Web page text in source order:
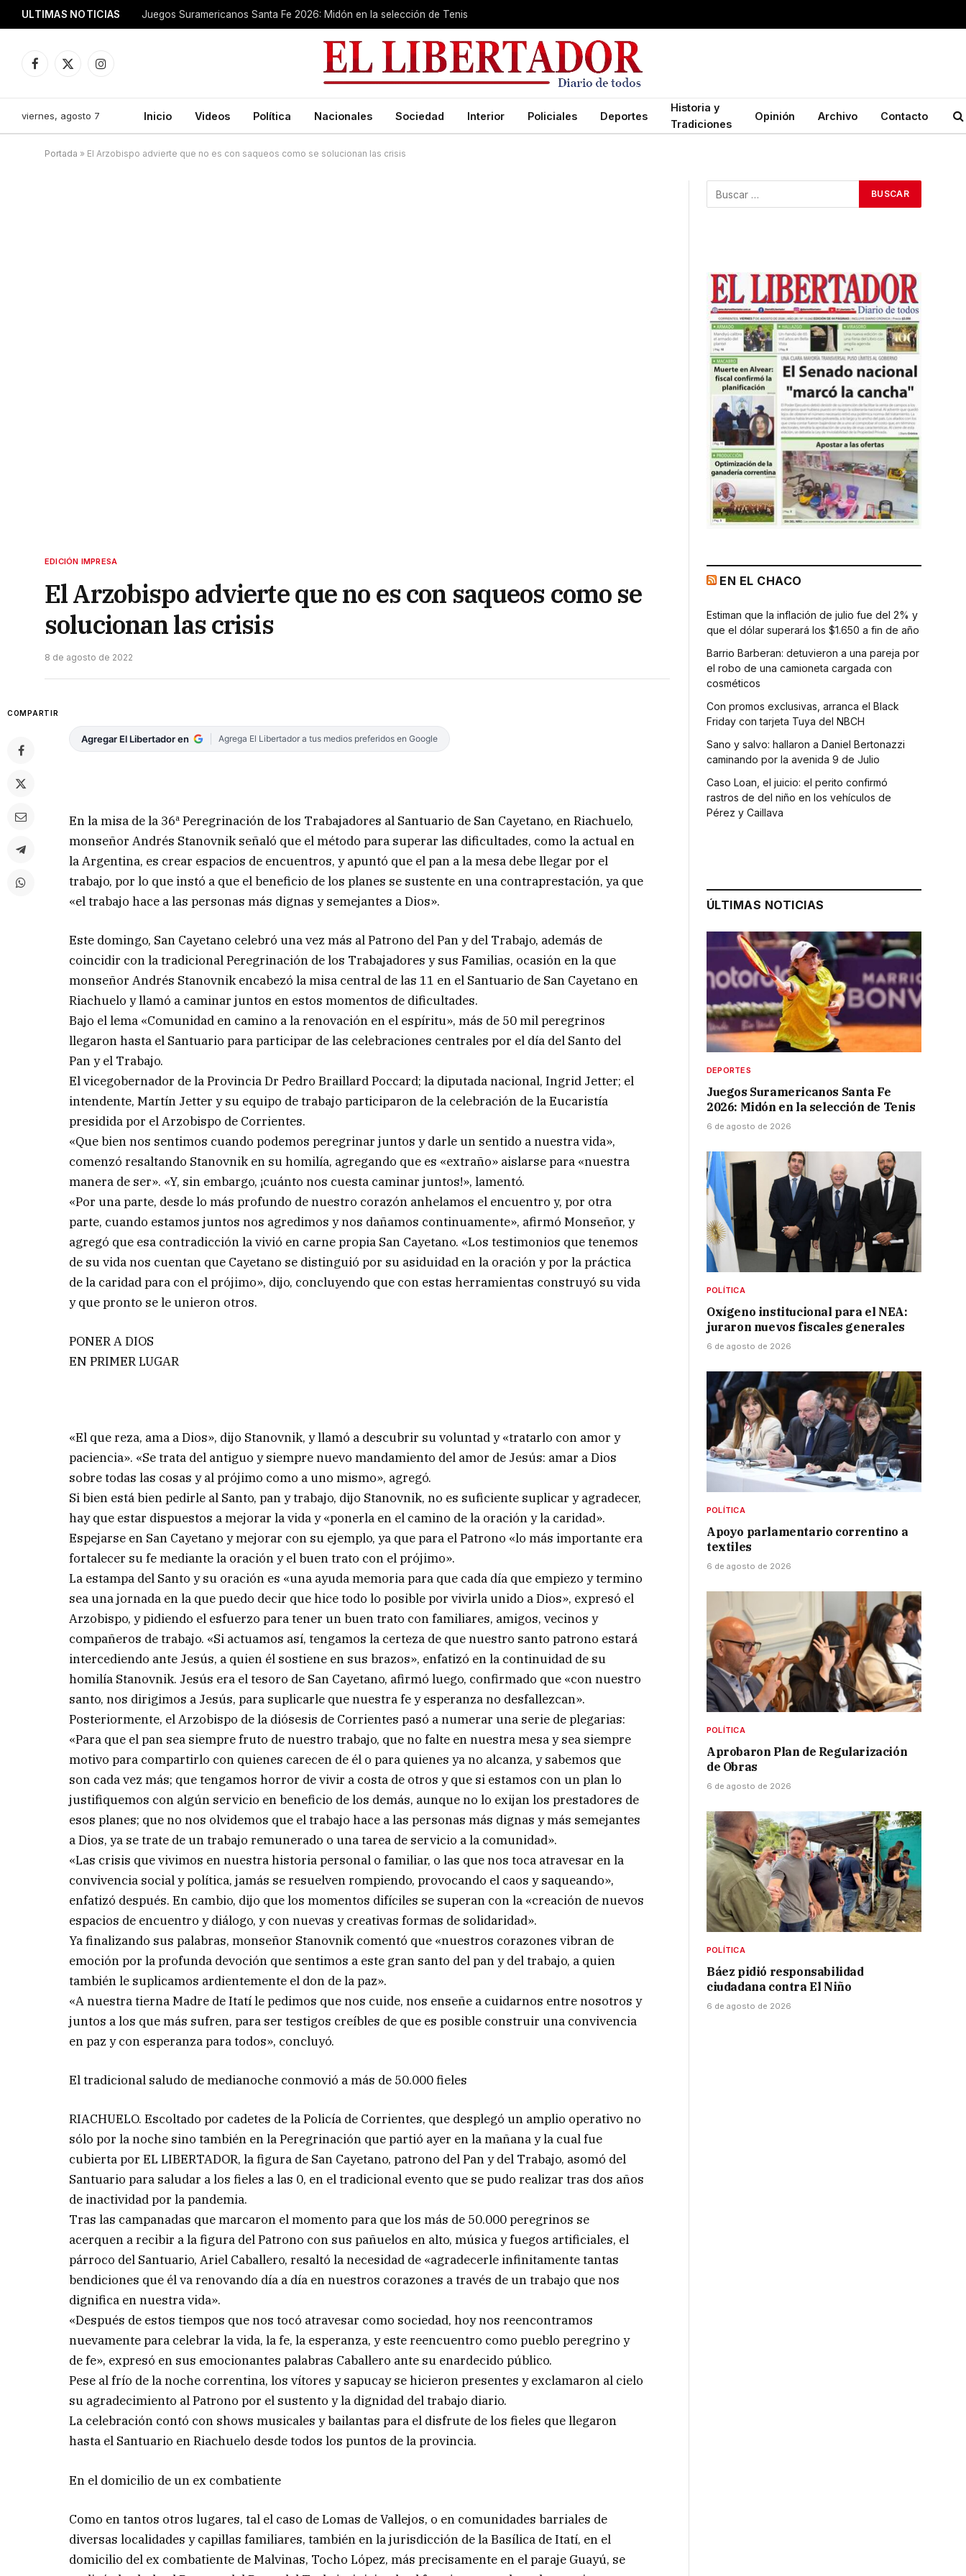
ULTIMAS NOTICIAS Juegos Suramericanos Santa Fe 2026: Midón en la selección de Tenis
Facebook
X
Instagram
viernes, agosto 7 Inicio Videos Política Nacionales Sociedad Interior Policiales Deportes
Historia y
Tradiciones
Opinión Archivo Contacto
Portada » El Arzobispo advierte que no es con saqueos como se solucionan las crisis
EDICIÓN IMPRESA
El Arzobispo advierte que no es con saqueos como se
solucionan las crisis
8 de agosto de 2022
COMPARTIR
Agregar El Libertador en Agrega El Libertador a tus medios preferidos en Google
En la misa de la 36ª Peregrinación de los Trabajadores al Santuario de San Cayetano, en Riachuelo,
monseñor Andrés Stanovnik señaló que el método para superar las dificultades, como la actual en
la Argentina, es crear espacios de encuentros, y apuntó que el pan a la mesa debe llegar por el
trabajo, por lo que instó a que el beneficio de los planes se sustente en una contraprestación, ya que
«el trabajo hace a las personas más dignas y semejantes a Dios».
Este domingo, San Cayetano celebró una vez más al Patrono del Pan y del Trabajo, además de
coincidir con la tradicional Peregrinación de los Trabajadores y sus Familias, ocasión en la que
monseñor Andrés Stanovnik encabezó la misa central de las 11 en el Santuario de San Cayetano en
Riachuelo y llamó a caminar juntos en estos momentos de dificultades.
Bajo el lema «Comunidad en camino a la renovación en el espíritu», más de 50 mil peregrinos
llegaron hasta el Santuario para participar de las celebraciones centrales por el día del Santo del
Pan y el Trabajo.
El vicegobernador de la Provincia Dr Pedro Braillard Poccard; la diputada nacional, Ingrid Jetter; el
intendente, Martín Jetter y su equipo de trabajo participaron de la celebración de la Eucaristía
presidida por el Arzobispo de Corrientes.
«Que bien nos sentimos cuando podemos peregrinar juntos y darle un sentido a nuestra vida»,
comenzó resaltando Stanovnik en su homilía, agregando que es «extraño» aislarse para «nuestra
manera de ser». «Y, sin embargo, ¡cuánto nos cuesta caminar juntos!», lamentó.
«Por una parte, desde lo más profundo de nuestro corazón anhelamos el encuentro y, por otra
parte, cuando estamos juntos nos agredimos y nos dañamos continuamente», afirmó Monseñor, y
agregó que esa contradicción la vivió en carne propia San Cayetano. «Los testimonios que tenemos
de su vida nos cuentan que Cayetano se distinguió por su asiduidad en la oración y por la práctica
de la caridad para con el prójimo», dijo, concluyendo que con estas herramientas construyó su vida
y que pronto se le unieron otros.
PONER A DIOS
EN PRIMER LUGAR
«El que reza, ama a Dios», dijo Stanovnik, y llamó a descubrir su voluntad y «tratarlo con amor y
paciencia». «Se trata del antiguo y siempre nuevo mandamiento del amor de Jesús: amar a Dios
sobre todas las cosas y al prójimo como a uno mismo», agregó.
Si bien está bien pedirle al Santo, pan y trabajo, dijo Stanovnik, no es suficiente suplicar y agradecer,
hay que estar dispuestos a mejorar la vida y «ponerla en el camino de la oración y la caridad».
Espejarse en San Cayetano y mejorar con su ejemplo, ya que para el Patrono «lo más importante era
fortalecer su fe mediante la oración y el buen trato con el prójimo».
La estampa del Santo y su oración es «una ayuda memoria para que cada día que empiezo y termino
sea una jornada en la que puedo decir que hice todo lo posible por vivirla unido a Dios», expresó el
Arzobispo, y pidiendo el esfuerzo para tener un buen trato con familiares, amigos, vecinos y
compañeros de trabajo. «Si actuamos así, tengamos la certeza de que nuestro santo patrono estará
intercediendo ante Jesús, a quien él sostiene en sus brazos», enfatizó en la continuidad de su
homilía Stanovnik. Jesús era el tesoro de San Cayetano, afirmó luego, confirmado que «con nuestro
santo, nos dirigimos a Jesús, para suplicarle que nuestra fe y esperanza no desfallezcan».
Posteriormente, el Arzobispo de la diósesis de Corrientes pasó a numerar una serie de plegarias:
«Para que el pan sea siempre fruto de nuestro trabajo, que no falte en nuestra mesa y sea siempre
motivo para compartirlo con quienes carecen de él o para quienes ya no alcanza, y sabemos que
son cada vez más; que tengamos horror de vivir a costa de otros y que si estamos con un plan lo
justifiquemos con algún servicio en beneficio de los demás, aunque no lo exijan los prestadores de
esos planes; que no nos olvidemos que el trabajo hace a las personas más dignas y más semejantes
a Dios, ya se trate de un trabajo remunerado o una tarea de servicio a la comunidad».
«Las crisis que vivimos en nuestra historia personal o familiar, o las que nos toca atravesar en la
convivencia social y política, jamás se resuelven rompiendo, provocando el caos y saqueando»,
enfatizó después. En cambio, dijo que los momentos difíciles se superan con la «creación de nuevos
espacios de encuentro y diálogo, y con nuevas y creativas formas de solidaridad».
Ya finalizando sus palabras, monseñor Stanovnik comentó que «nuestros corazones vibran de
emoción por la profunda devoción que sentimos a este gran santo del pan y del trabajo, a quien
también le suplicamos ardientemente el don de la paz».
«A nuestra tierna Madre de Itatí le pedimos que nos cuide, nos enseñe a cuidarnos entre nosotros y
juntos a los que más sufren, para ser testigos creíbles de que es posible construir una convivencia
en paz y con esperanza para todos», concluyó.
El tradicional saludo de medianoche conmovió a más de 50.000 fieles
RIACHUELO. Escoltado por cadetes de la Policía de Corrientes, que desplegó un amplio operativo no
sólo por la noche sino también en la Peregrinación que partió ayer en la mañana y la cual fue
cubierta por EL LIBERTADOR, la figura de San Cayetano, patrono del Pan y del Trabajo, asomó del
Santuario para saludar a los fieles a las 0, en el tradicional evento que se pudo realizar tras dos años
de inactividad por la pandemia.
Tras las campanadas que marcaron el momento para que los más de 50.000 peregrinos se
acerquen a recibir a la figura del Patrono con sus pañuelos en alto, música y fuegos artificiales, el
párroco del Santuario, Ariel Caballero, resaltó la necesidad de «agradecerle infinitamente tantas
bendiciones que él va renovando día a día en nuestros corazones a través de un trabajo que nos
dignifica en nuestra vida».
«Después de estos tiempos que nos tocó atravesar como sociedad, hoy nos reencontramos
nuevamente para celebrar la vida, la fe, la esperanza, y este reencuentro como pueblo peregrino y
de fe», expresó en sus emocionantes palabras Caballero ante su enardecido público.
Pese al frío de la noche correntina, los vítores y sapucay se hicieron presentes y exclamaron al cielo
su agradecimiento al Patrono por el sustento y la dignidad del trabajo diario.
La celebración contó con shows musicales y bailantas para el disfrute de los fieles que llegaron
hasta el Santuario en Riachuelo desde todos los puntos de la provincia.
En el domicilio de un ex combatiente
Como en tantos otros lugares, tal el caso de Lomas de Vallejos, o en comunidades barriales de
diversas localidades y capillas familiares, también en la jurisdicción de la Basílica de Itatí, en el
domicilio del ex combatiente de Malvinas, Tocho López, más precisamente en el paraje Guayú, se
EN EL CHACO
Estiman que la inflación de julio fue del 2% y
que el dólar superará los $1.650 a fin de año
Barrio Barberan: detuvieron a una pareja por
el robo de una camioneta cargada con
cosméticos
Con promos exclusivas, arranca el Black
Friday con tarjeta Tuya del NBCH
Sano y salvo: hallaron a Daniel Bertonazzi
caminando por la avenida 9 de Julio
Caso Loan, el juicio: el perito confirmó
rastros de del niño en los vehículos de
Pérez y Caillava
ÚLTIMAS NOTICIAS
DEPORTES
Juegos Suramericanos Santa Fe
2026: Midón en la selección de Tenis
6 de agosto de 2026
POLÍTICA
Oxígeno institucional para el NEA:
juraron nuevos fiscales generales
6 de agosto de 2026
POLÍTICA
Apoyo parlamentario correntino a
textiles
6 de agosto de 2026
POLÍTICA
Aprobaron Plan de Regularización
de Obras
6 de agosto de 2026
POLÍTICA
Báez pidió responsabilidad
ciudadana contra El Niño
6 de agosto de 2026